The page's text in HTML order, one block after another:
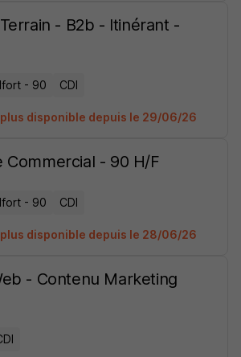
- B2b - Itinérant -
- 90 CDI
plus disponible depuis le 29/06/26
Commercial - 90 H/F
- 90 CDI
plus disponible depuis le 28/06/26
- Contenu Marketing